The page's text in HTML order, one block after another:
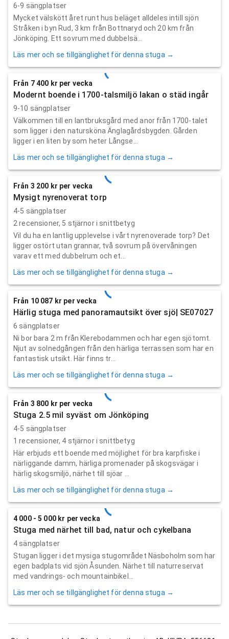
6-9 sängplatser
Mycket välskött året runt hus beläget alldeles intill sjön
Stråken i byn Rud, 3 km från Bottnaryd och 20 km från
Jönköping. Ett sovrum med dubbelsä...
Läs mer och se tillgänglighet för denna stuga →
Från 7 400 kr per vecka
Modernt boende i 1700-talsmiljö lakan o städ ingår
9-10 sängplatser
Välkommen till en lantbruksgård med anor från 1700-talet
som ligger i den natursköna Änglagårdsbygden. Gården
ligger i en liten by som heter Långse...
Läs mer och se tillgänglighet för denna stuga →
Från 3 200 kr per vecka
Mysigt nyrenoverat torp
4-5 sängplatser
2 recensioner, 5 stjärnor i snittbetyg
Vil du ha en lantlig upplevelse i vårt nyrenoverade torp? Det
ligger ostört utan grannar, två sovrum på övervåningen
varav ett med dubbelrum och et...
Läs mer och se tillgänglighet för denna stuga →
Från 10 087 kr per vecka
Härlig stuga med panoramautsikt över sjö| SE07027
6 sängplatser
Ni bor bara 2 m från Klerebodammen och har egen sjötomt.
Njut av solnedgången från den härliga terrassen som har en
fantastisk utsikt. Här finns tr...
Läs mer och se tillgänglighet för denna stuga →
Från 3 800 kr per vecka
Stuga 2.5 mil syväst om Jönköping
4-5 sängplatser
1 recensioner, 4 stjärnor i snittbetyg
Här erbjuds ett boende med möjlighet för bra karpfiske i
närliggande damm, härliga promenader på skogsvägar i
härlig skogsmiljö, närhet till sjöar ...
Läs mer och se tillgänglighet för denna stuga →
4 000 - 5 000 kr per vecka
Stuga med närhet till bad, natur och cykelbana
4 sängplatser
Stugan ligger i det mysiga stugområdet Näsboholm som har
egen badplats vid sjön Åsunden. Närhet till naturreservat
med vandrings- och mountainbikel...
Läs mer och se tillgänglighet för denna stuga →